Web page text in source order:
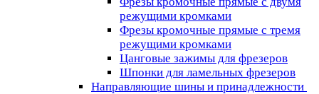
режущими кромками
Фрезы кромочные прямые с тремя
режущими кромками
Цанговые зажимы для фрезеров
Шпонки для ламельных фрезеров
Направляющие шины и принадлежности